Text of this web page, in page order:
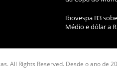
Ibovespa B3
Médio e dólar a
All Rights Reserved. Desde o ano de